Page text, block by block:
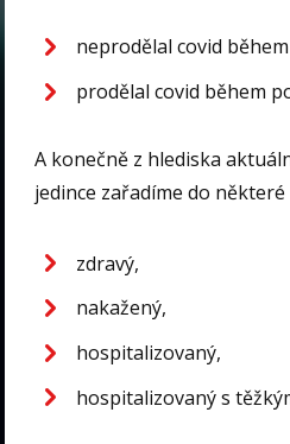
neprodělal covid
prodělal covid během
A konečně z hlediska
jedince zařadíme do
zdravý,
nakažený,
hospitalizovaný,
hospitalizovaný s